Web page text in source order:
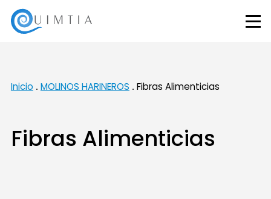
Inicio MOLINOS HARINEROS Fibras Alimenticias
Fibras Alimenticias